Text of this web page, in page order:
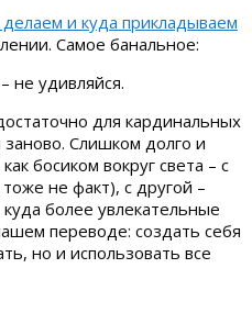
и куда прикладываем
Самое банальное:
не удивляйся.
для кардинальных
Слишком долго и
босиком вокруг света – с
не факт), с другой –
более увлекательные
переводе: создать себя
но и использовать все